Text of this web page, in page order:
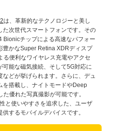
は、革新的なテクノロジーと美し
た次世代スマートフォンです。その
Bionicチップによる高速なパフォー
豊かなSuper Retina XDRディスプ
る便利なワイヤレス充電やアクセ
可能な磁気接続、そして5G対応に
などが挙げられます。さらに、デュ
を搭載し、ナイトモードやDeep
た優れた写真撮影が可能です。
と使いやすさを追求した、ユーザ
するモバイルデバイスです。